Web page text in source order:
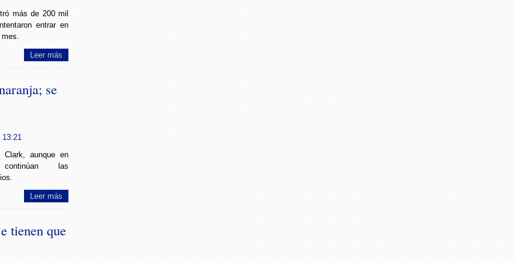
más de 200 mil
entrar en
Leer más
se
Clark, aunque en
las
Leer más
tienen que